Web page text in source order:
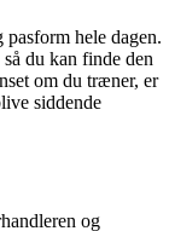
hele dagen.
du kan finde den
om du træner, er
siddende
og